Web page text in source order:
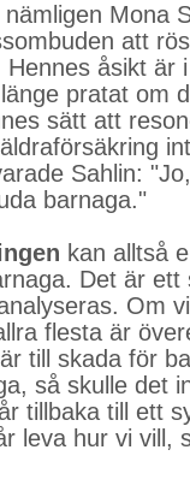
nämligen Mona
att
åsikt är
pratat om
sätt att
Sahlin:
barnaga."
kan alltså
Det är ett
Om
flesta är
till skada för
så skulle det
tillbaka till ett
leva hur vi vill,